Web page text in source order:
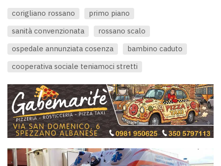
corigliano rossano
primo piano
sanità convenzionata
rossano scalo
ospedale annunziata cosenza
bambino caduto
cooperativa sociale teniamoci stretti